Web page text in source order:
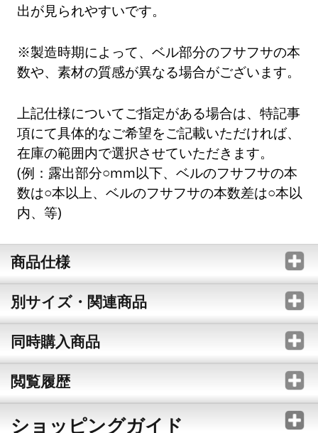
出が見られやすいです。
※製造時期によって、ベル部分のフサフサの本
数や、素材の質感が異なる場合がございます。
上記仕様についてご指定がある場合は、特記事
項にて具体的なご希望をご記載いただければ、
在庫の範囲内で選択させていただきます。
(例：露出部分○mm以下、ベルのフサフサの本
数は○本以上、ベルのフサフサの本数差は○本以
内、等)
商品仕様
別サイズ・関連商品
同時購入商品
閲覧履歴
ショッピングガイド